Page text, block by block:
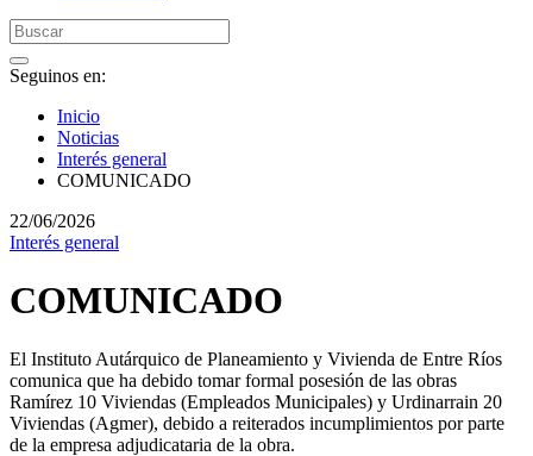
Seguinos en:
Inicio
Noticias
Interés general
COMUNICADO
22/06/2026
Interés general
COMUNICADO
El Instituto Autárquico de Planeamiento y Vivienda de Entre Ríos
comunica que ha debido tomar formal posesión de las obras
Ramírez 10 Viviendas (Empleados Municipales) y Urdinarrain 20
Viviendas (Agmer), debido a reiterados incumplimientos por parte
de la empresa adjudicataria de la obra.